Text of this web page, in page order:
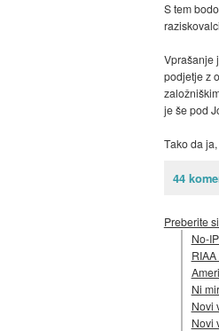
S tem
Vprašanje
podjetje z
je še pod
Tako da
44
Preberite
No-
Ni
Novi
Novi